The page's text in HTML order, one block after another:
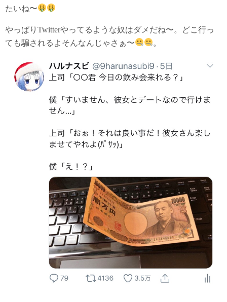
たいね〜
やっぱりTwitterやってるような奴はダメだね〜。どこ行っ
ても騙されるよそんなんじゃさぁ〜
。